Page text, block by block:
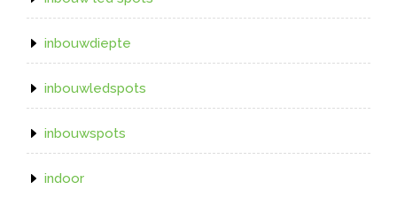
inbouwdiepte
inbouwledspots
inbouwspots
indoor